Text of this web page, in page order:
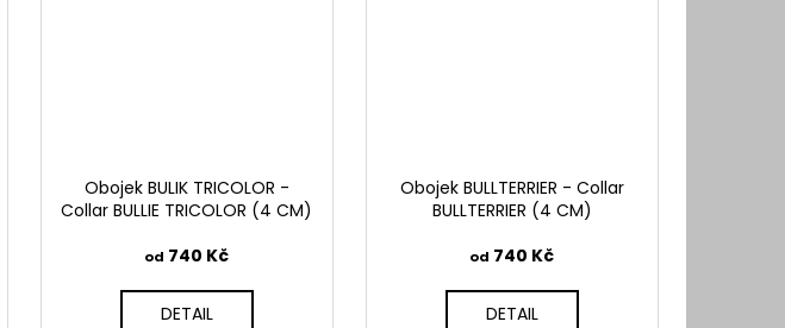
Obojek BULIK TRICOLOR -
Collar BULLIE TRICOLOR (4 CM)
od 740 Kč
DETAIL
Obojek BULLTERRIER - Collar
BULLTERRIER (4 CM)
od 740 Kč
DETAIL